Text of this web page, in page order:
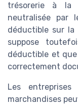
trésorerie à la
neutralisée par
déductible sur la
suppose
déductible et
correctement
Les
marchandises